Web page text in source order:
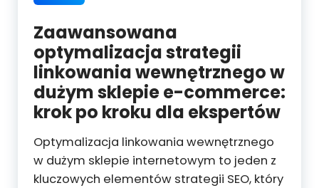
Zaawansowana
optymalizacja strategii
linkowania wewnętrznego w
dużym sklepie e-commerce:
krok po kroku dla ekspertów
Optymalizacja linkowania wewnętrznego
w dużym sklepie internetowym to jeden z
kluczowych elementów strategii SEO, który